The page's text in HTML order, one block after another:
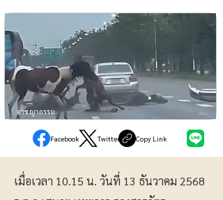
อาชญากรรม
Facebook Twitter Copy Link
เมื่อเวลา 10.15 น. วันที่ 13 ธันวาคม 2568